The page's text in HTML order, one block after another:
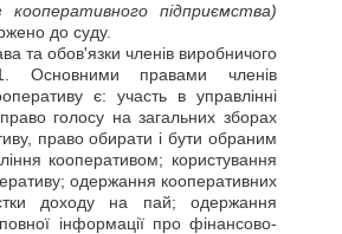
кооперативного підприємства)
до суду.
та обов'язки членів виробничого
Основними правами членів
є: участь в управлінні
голосу на загальних зборах
право обирати і бути обраним
кооперативом; користування
одержання кооперативних
доходу на пай; одержання
інформації про фінансово-